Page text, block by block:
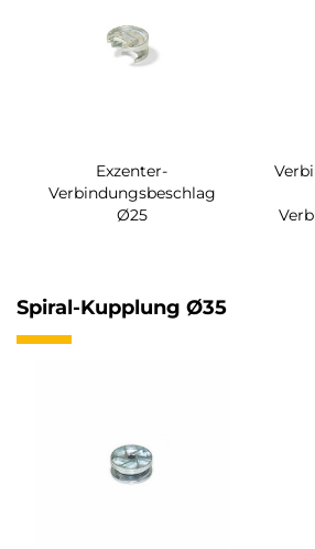
Exzenter-
Verbindungsbeschlag
Ø25
Spiral-Kupplung Ø35